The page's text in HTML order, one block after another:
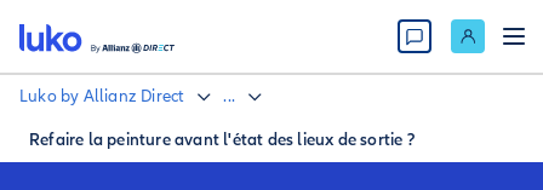
Luko by Allianz Direct ...
Refaire la peinture avant l'état des lieux de sortie ?